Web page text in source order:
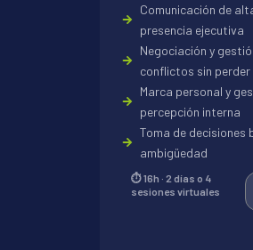
Comunicación de
presencia ejecutiva
Negociación y
conflictos sin perder
Marca personal y
percepción interna
Toma de decisiones
ambigüedad
⏱ 16h · 2 días o 4
sesiones virtuales